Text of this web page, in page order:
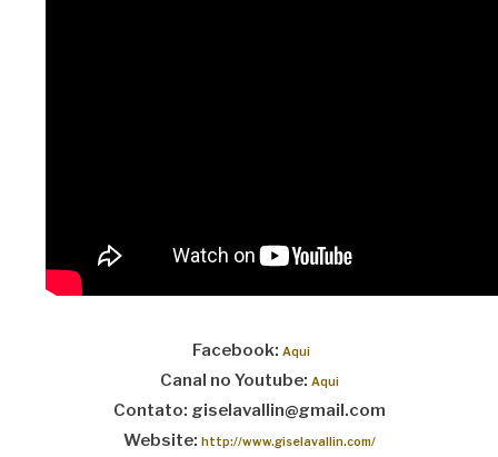
Facebook: Aqui
Canal no Youtube: Aqui
Contato: giselavallin@gmail.com
Website: http://www.giselavallin.com/